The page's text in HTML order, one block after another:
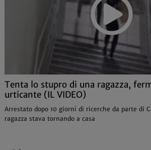
Tenta lo stupro di una ragazza,
urticante (IL VIDEO)
Arrestato dopo 10 giorni di ricerche da parte di
ragazza stava tornando a casa